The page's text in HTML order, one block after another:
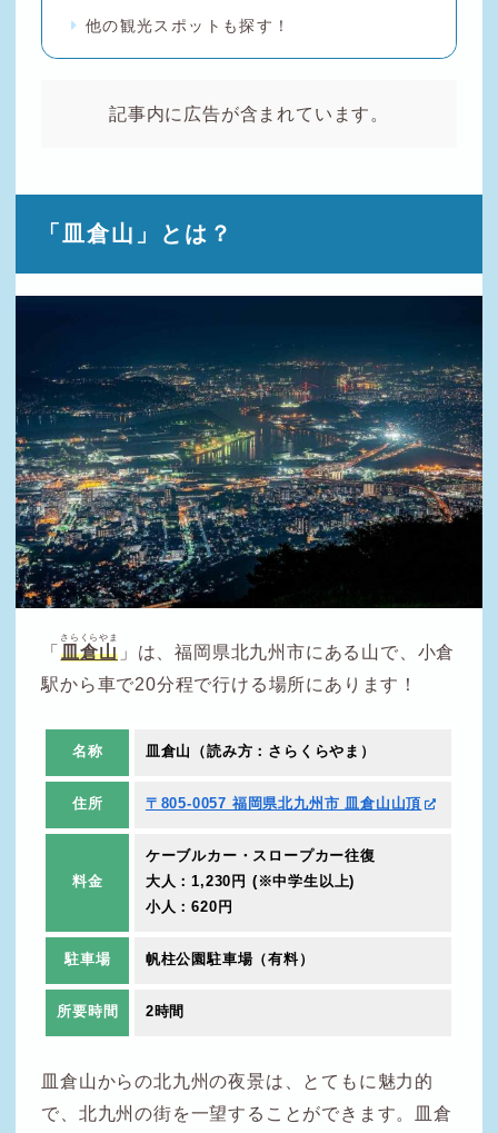
他の観光スポットも探す！
記事内に広告が含まれています。
「皿倉山」とは？
「 皿倉山
さらくらやま
」は、福岡県北九州市にある山で、小倉
駅から車で20分程で行ける場所にあります！
名称 皿倉山（読み方：さらくらやま）
住所 〒805-0057 福岡県北九州市 皿倉山山頂
料金
ケーブルカー・スロープカー往復
大人 ：1,230円 (※中学生以上)
小人 ：620円
駐車場 帆柱公園駐車場（有料）
所要時間 2時間
皿倉山からの北九州の夜景は、とてもに魅力的
で、北九州の街を一望することができます。皿倉